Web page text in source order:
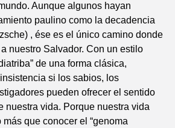
Aunque algunos hayan
paulino como la decadencia
, ése es el único camino donde
nuestro Salvador. Con un estilo
de una forma clásica,
si los sabios, los
pueden ofrecer el sentido
nuestra vida. Porque nuestra vida
que conocer el “genoma